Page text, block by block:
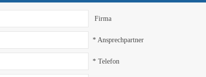
Firma
* Ansprechpartner
* Telefon